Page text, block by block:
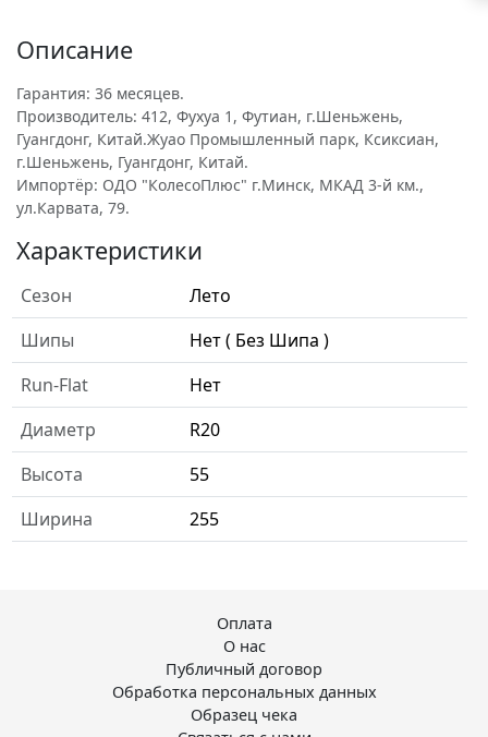
Описание
Гарантия: 36 месяцев.
Производитель: 412, Фухуа 1, Футиан, г.Шеньжень,
Гуангдонг, Китай.Жуао Промышленный парк, Ксиксиан,
г.Шеньжень, Гуангдонг, Китай.
Импортёр: ОДО "КолесоПлюс" г.Минск, МКАД 3-й км.,
ул.Карвата, 79.
Характеристики
Сезон
Лето
Шипы
Нет ( Без Шипа )
Run-Flat
Нет
Диаметр
R20
Высота
55
Ширина
255
Оплата
О нас
Публичный договор
Обработка персональных данных
Образец чека